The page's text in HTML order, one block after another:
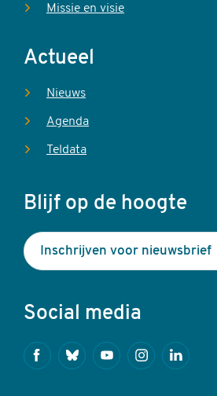
Missie en visie
Actueel
Nieuws
Agenda
Teldata
Blijf op de hoogte
Inschrijven voor nieuwsbrief
Social media
FacebookBlueskyYoutubeInstagramLinkedin